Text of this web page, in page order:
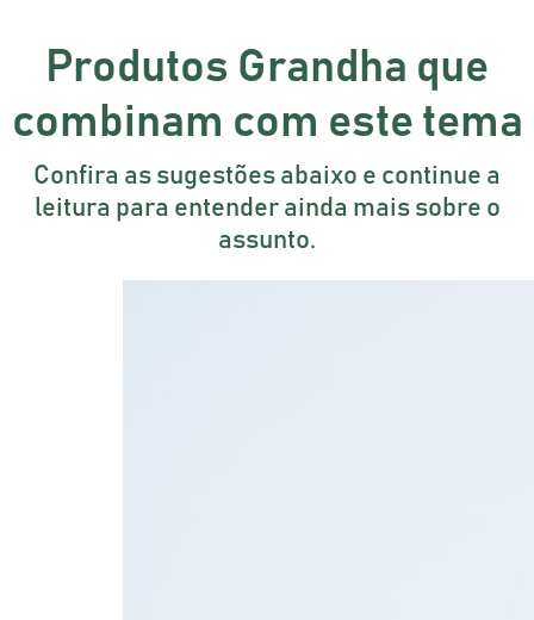
Produtos Grandha que
combinam com este tema
Confira as sugestões abaixo e continue a
leitura para entender ainda mais sobre o
assunto.